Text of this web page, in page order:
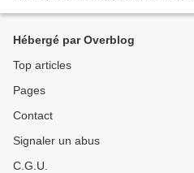
Hébergé par Overblog
Top articles
Pages
Contact
Signaler un abus
C.G.U.